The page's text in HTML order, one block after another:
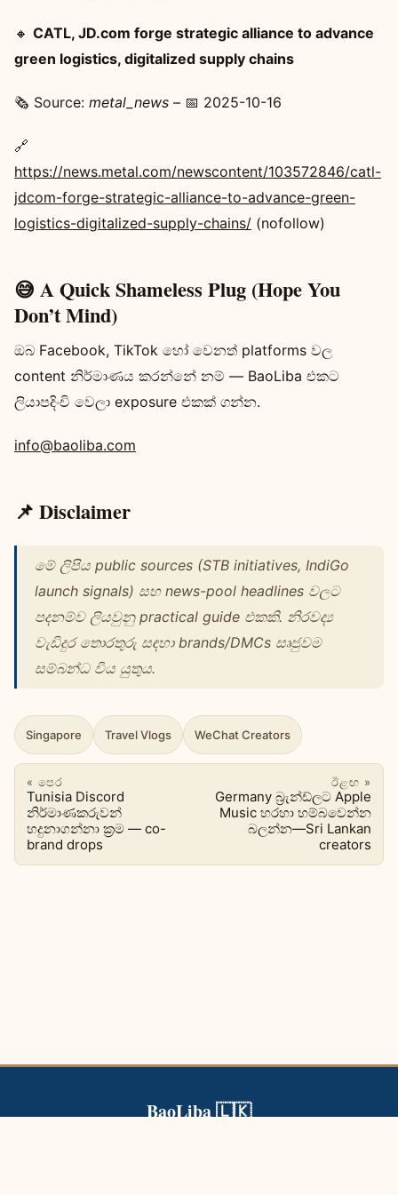
🔸 CATL, JD.com forge strategic alliance to advance
green logistics, digitalized supply chains
🗞️ Source: metal_news – 📅 2025-10-16
🔗
https://news.metal.com/newscontent/103572846/catl-
jdcom-forge-strategic-alliance-to-advance-green-
logistics-digitalized-supply-chains/ (nofollow)
😅 A Quick Shameless Plug (Hope You
Don’t Mind)
ඔබ Facebook, TikTok හෝ වෙනත් platforms වල
content නිර්මාණය කරන්නේ නම් — BaoLiba එකට
ලියාපදිංචි වෙලා exposure එකක් ගන්න.
info@baoliba.com
📌 Disclaimer
මේ ලිපිය public sources (STB initiatives, IndiGo
launch signals) සහ news-pool headlines වලට
පදනම්ව ලියවුනු practical guide එකකි. නිරවද්‍ය
වැඩිදුර තොරතුරු සඳහා brands/DMCs සෘජුවම
සම්බන්ධ විය යුතුය.
Singapore Travel Vlogs WeChat Creators
« පෙර
Tunisia Discord
නිර්මාණකරුවන්
හදුනාගන්නා ක්‍රම — co-
brand drops
ඊළඟ »
Germany බ්‍රැන්ඩ්‌ලට Apple
Music හරහා හම්බවෙන්න
බලන්න—Sri Lankan
creators
BaoLiba 🇱🇰